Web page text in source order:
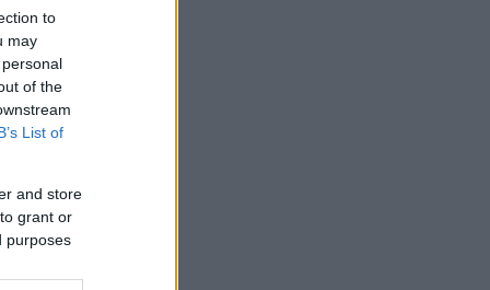
to
may
of the
List of
and store
grant or
purposes